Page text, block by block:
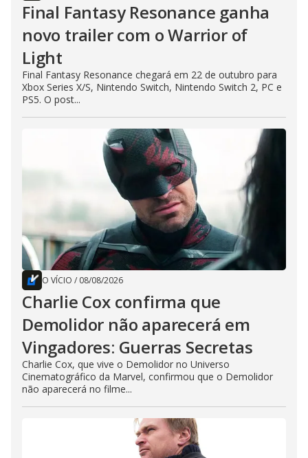
Final Fantasy Resonance ganha
novo trailer com o Warrior of
Light
Final Fantasy Resonance chegará em 22 de outubro para
Xbox Series X/S, Nintendo Switch, Nintendo Switch 2, PC e
PS5. O post...
O VÍCIO / 08/08/2026
Charlie Cox confirma que
Demolidor não aparecerá em
Vingadores: Guerras Secretas
Charlie Cox, que vive o Demolidor no Universo
Cinematográfico da Marvel, confirmou que o Demolidor
não aparecerá no filme...